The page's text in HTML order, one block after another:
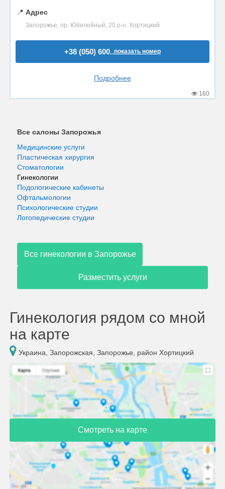
📍 Адрес
Запорожье, пр. Юбилейный, 20 р-н. Хортицкий
+38 (050) 600..показать номер
Подробнее
160
Все салоны Запорожья
Медицинские услуги
Пластическая хирургия
Стоматологии
Гинекологии
Подологические кабинеты
Офтальмологии
Психологические студии
Логопедические студии
Все гинекологии в Запорожье
Разместить услуги
Гинекология рядом со мной
на карте
Украина, Запорожская, Запорожье, район Хортицкий
Смотреть на карте